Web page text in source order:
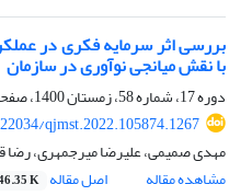
با نقش میانجی نوآوری در سازمان
دوره 17، شماره 58، زمستان 1400، صفحه
qjmst.2022.105874.1267
مهدی صمیمی، علیرضا میرجمهری، رضا
مشاهده مقاله
اصل مقاله K